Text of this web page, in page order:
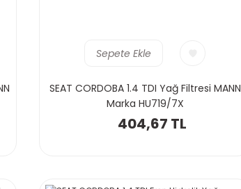
Sepete Ekle
SEAT CORDOBA 1.4 TDI Yağ Filtresi MANN
Marka HU719/7X
404,67 TL